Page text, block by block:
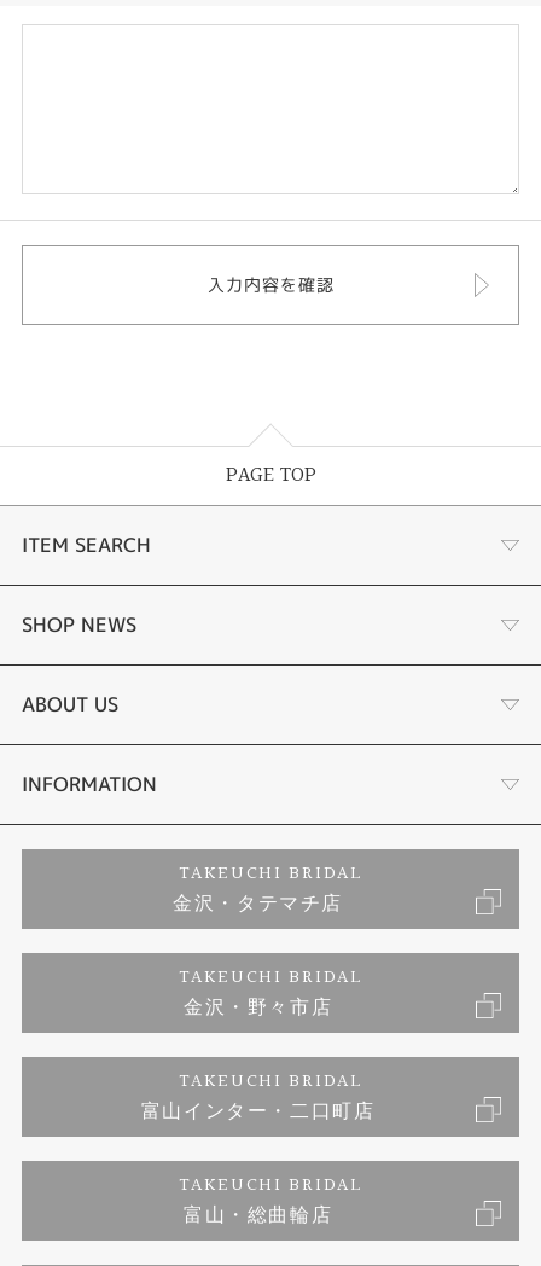
PAGE TOP
ITEM SEARCH
婚約指輪
結婚指輪
セットリング
婚約ネックレス
ダイヤモンド
ジュエリーリフォーム
SHOP NEWS
選ばれる理由まとめ
お客様の声
プロポーズサポート
ブランドリスト
福井指輪工房｜手作りペアリング
福井指輪工房｜手作り結婚指輪 and 婚約指輪
福井工房｜手作り婚約指輪プロポーズプラン
ABOUT US
会社概要
お客様の声
INFORMATION
プライバシーポリシー
TAKEUCHI BRIDAL
金沢・タテマチ店
TAKEUCHI BRIDAL
金沢・野々市店
TAKEUCHI BRIDAL
富山インター・二口町店
TAKEUCHI BRIDAL
富山・総曲輪店